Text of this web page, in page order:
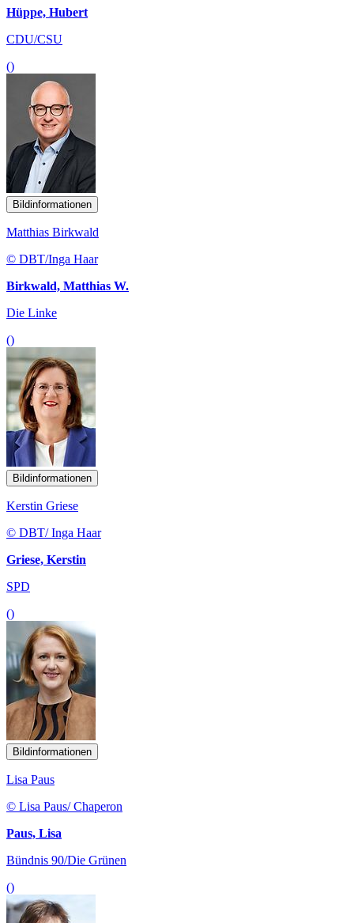
Hüppe, Hubert
CDU/CSU
()
Bildinformationen
Matthias Birkwald
© DBT/Inga Haar
Birkwald, Matthias W.
Die Linke
()
Bildinformationen
Kerstin Griese
© DBT/ Inga Haar
Griese, Kerstin
SPD
()
Bildinformationen
Lisa Paus
© Lisa Paus/ Chaperon
Paus, Lisa
Bündnis 90/Die Grünen
()